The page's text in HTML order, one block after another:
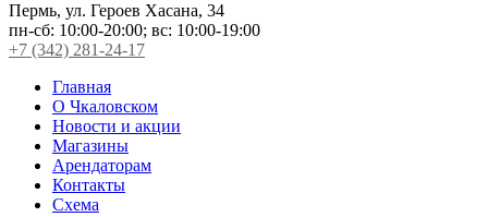
Пермь, ул. Героев Хасана, 34
пн-сб: 10:00-20:00; вс: 10:00-19:00
+7 (342) 281-24-17
Главная
О Чкаловском
Новости и акции
Магазины
Арендаторам
Контакты
Схема